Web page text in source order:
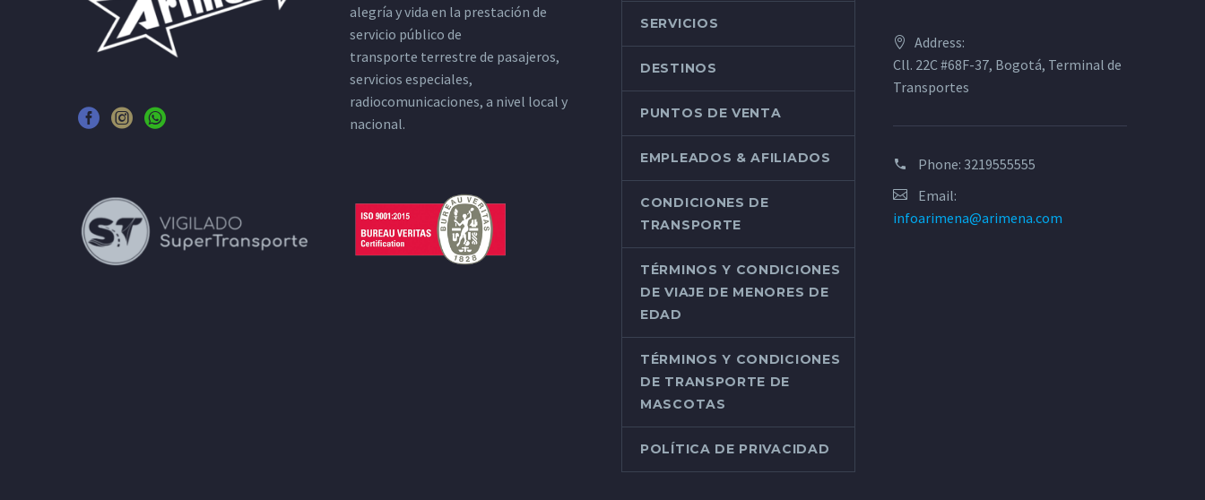
alegría y vida en la prestación de
servicio público de
transporte terrestre de pasajeros,
servicios especiales,
radiocomunicaciones, a nivel local y
nacional.
SERVICIOS
DESTINOS
PUNTOS DE VENTA
EMPLEADOS & AFILIADOS
CONDICIONES DE
TRANSPORTE
TÉRMINOS Y CONDICIONES
DE VIAJE DE MENORES DE
EDAD
TÉRMINOS Y CONDICIONES
DE TRANSPORTE DE
MASCOTAS
POLÍTICA DE PRIVACIDAD
Address:
Cll. 22C #68F-37, Bogotá, Terminal de
Transportes
Phone: 3219555555
Email:
infoarimena@arimena.com